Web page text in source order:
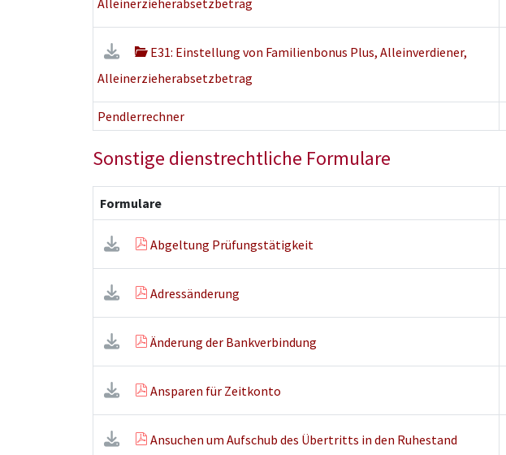
E31: Einstellung von Familienbonus Plus, Alleinverdiener,
Alleinerzieherabsetzbetrag
Pendlerrechner
Sonstige dienstrechtliche Formulare
Formulare
Abgeltung Prüfungstätigkeit
Adressänderung
Änderung der Bankverbindung
Ansparen für Zeitkonto
Ansuchen um Aufschub des Übertritts in den Ruhestand